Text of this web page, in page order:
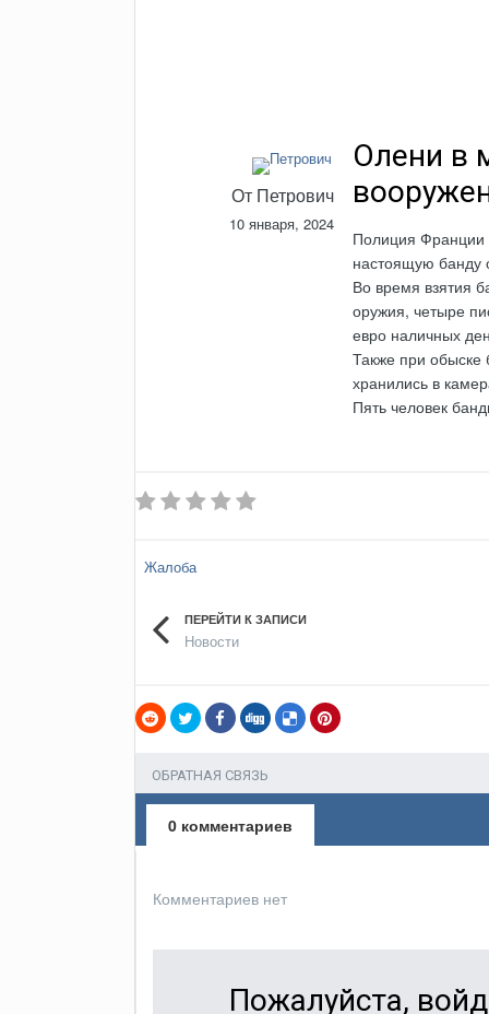
От Петрович
10 января, 2024
Олени в
Полиция Франции
настоящую банду
Во время взятия
оружия, четыре
евро наличных
Также при обыске
хранились в
Пять человек
Жалоба
ПЕРЕЙТИ К ЗАПИСИ
Новости
ОБРАТНАЯ СВЯЗЬ
0 комментариев
Комментариев нет
Пожалуйста,